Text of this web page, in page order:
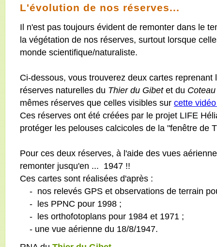
L'évolution de nos réserves...
Il n'est pas toujours évident de remonter dans le
la végétation de nos réserves, surtout lorsque
monde scientifique/naturaliste.
Ci-dessous, vous trouverez deux cartes
réserves naturelles du Thier du Gibetet du
mêmes réserves que celles visibles sur cette
Ces réserves ont été créées par le projet LIFE
protéger les pelouses calcicoles de la "fenêtre de
Pour ces deux réserves, à l'aide des vues
remonter jusqu'en ... 1947 !!
Ces cartes sont réalisées d'après :
- nos relevés GPS et observations de terrain
- les PPNC pour 1998 ;
- les orthofotoplans pour 1984 et 1971 ;
- une vue aérienne du 18/8/1947.